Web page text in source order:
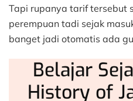
Tapi rupanya tarif tersebut
perempuan tadi sejak
banget jadi otomatis ada
Belajar
History of